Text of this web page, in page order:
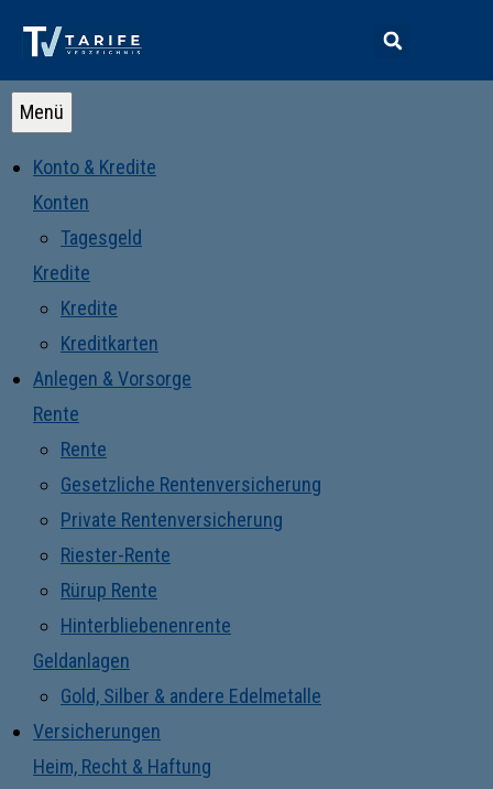
Menü
Konto & Kredite
Konten
Tagesgeld
Kredite
Kredite
Kreditkarten
Anlegen & Vorsorge
Rente
Rente
Gesetzliche Rentenversicherung
Private Rentenversicherung
Riester-Rente
Rürup Rente
Hinterbliebenenrente
Geldanlagen
Gold, Silber & andere Edelmetalle
Versicherungen
Heim, Recht & Haftung